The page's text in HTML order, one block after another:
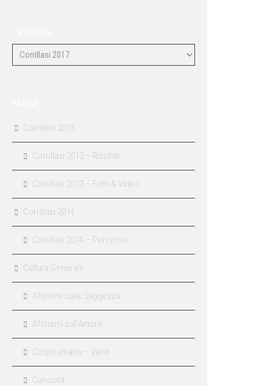
Corrillasi 2013
Corrillasi 2013 – Risultati
Corrillasi 2013 – Foto & Video
Corrillasi 2014
Corrillasi 2014 – Percorso
Cultura Generale
Aforismi sulla Saggezza
Aforismi sull’Amore
Corpo umano – Varie
Curiosità